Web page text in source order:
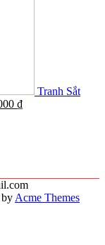
Tranh Sắt
₫
Acme Themes